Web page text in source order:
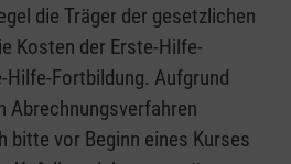
die Träger der gesetzlichen
Kosten der Erste-Hilfe-
Hilfe-Fortbildung. Aufgrund
Abrechnungsverfahren
bitte vor Beginn eines Kurses